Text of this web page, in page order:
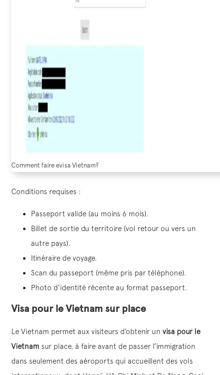
Comment faire evisa Vietnam?
Conditions requises :
Passeport valide (au moins 6 mois).
Billet de sortie du territoire (vol retour ou vers un
autre pays).
Itinéraire de voyage.
Scan du passeport (même pris par téléphone).
Photo d’identité récente au format passeport.
Visa pour le Vietnam sur place
Le Vietnam permet aux visiteurs d’obtenir un visa pour le
Vietnam sur place, à faire avant de passer l’immigration
dans seulement des aéroports qui accueillent des vols